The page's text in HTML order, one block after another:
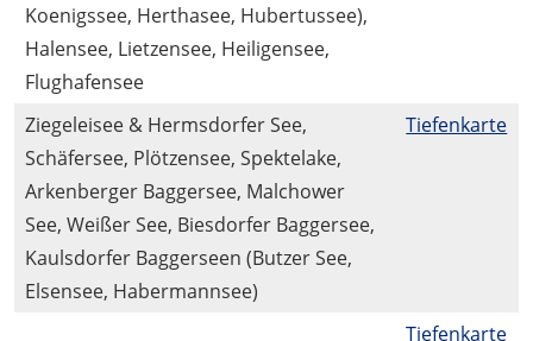
Koenigssee, Herthasee, Hubertussee),
Halensee, Lietzensee, Heiligensee,
Flughafensee
Ziegeleisee & Hermsdorfer See,
Schäfersee, Plötzensee, Spektelake,
Arkenberger Baggersee, Malchower
See, Weißer See, Biesdorfer Baggersee,
Kaulsdorfer Baggerseen (Butzer See,
Elsensee, Habermannsee)
Tiefenkarte
Tiefenkarte